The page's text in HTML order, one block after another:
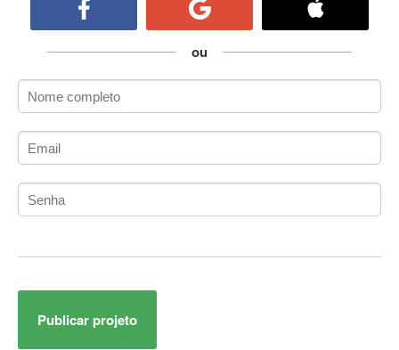
ActiveX Data Objects (ADO)
Ada
Adianti Framework
ADK
Administração
Administração de Artistas e Repertórios
Administração de Redes
Administração PostgreSQL
ADO.NET Entity Framework
Adobe Audition
ou
Publicar projeto